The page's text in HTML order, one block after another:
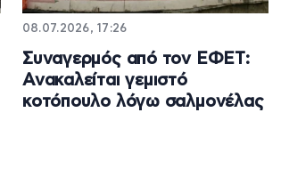
08.07.2026, 17:26
Συναγερμός από τον EΦΕΤ:
Ανακαλείται γεμιστό
κοτόπουλο λόγω σαλμονέλας